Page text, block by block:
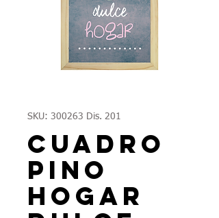
SKU: 300263 Dis. 201
Cuadro
Pino
Hogar